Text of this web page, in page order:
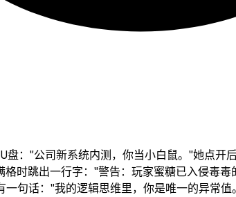
盘："公司新系统内测，你当小白鼠。"她点
时跳出一行字："警告：玩家蜜糖已入侵毒
句话："我的逻辑思维里，你是唯一的异常